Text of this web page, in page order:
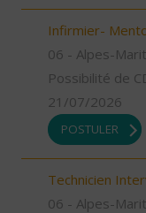
Infirmier-
06 - Alpes-
Possibilité de
21/07/2026
POSTULER
Technicien
06 - Alpes-